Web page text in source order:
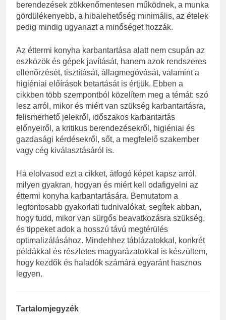
berendezések zökkenőmentesen működnek, a munka
gördülékenyebb, a hibalehetőség minimális, az ételek
pedig mindig ugyanazt a minőséget hozzák.
Az éttermi konyha karbantartása alatt nem csupán az
eszközök és gépek javítását, hanem azok rendszeres
ellenőrzését, tisztítását, állagmegóvását, valamint a
higiéniai előírások betartását is értjük. Ebben a
cikkben több szempontból közelítem meg a témát: szó
lesz arról, mikor és miért van szükség karbantartásra,
felismerhető jelekről, időszakos karbantartás
előnyeiről, a kritikus berendezésekről, higiéniai és
gazdasági kérdésekről, sőt, a megfelelő szakember
vagy cég kiválasztásáról is.
Ha elolvasod ezt a cikket, átfogó képet kapsz arról,
milyen gyakran, hogyan és miért kell odafigyelni az
éttermi konyha karbantartására. Bemutatom a
legfontosabb gyakorlati tudnivalókat, segítek abban,
hogy tudd, mikor van sürgős beavatkozásra szükség,
és tippeket adok a hosszú távú megtérülés
optimalizálásához. Mindehhez táblázatokkal, konkrét
példákkal és részletes magyarázatokkal is készültem,
hogy kezdők és haladók számára egyaránt hasznos
legyen.
Tartalomjegyzék